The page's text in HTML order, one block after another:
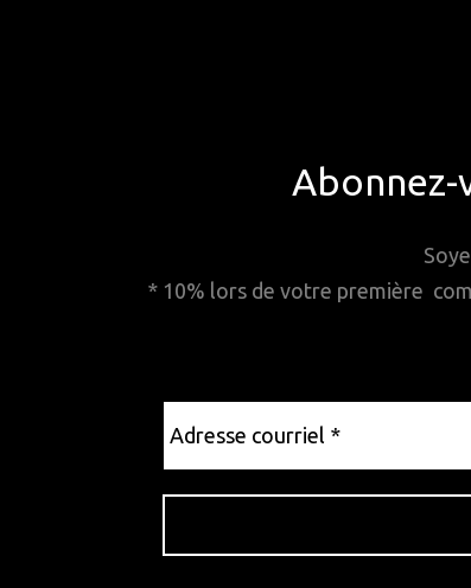
Abonnez-
* 10% lors de votre première
courriel